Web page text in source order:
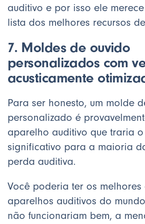
auditivo e por isso ele
lista dos melhores recursos
7. Moldes de ouvido
personalizados com
acusticamente
Para ser honesto, um molde
personalizado é
aparelho auditivo que traria
significativo para a maioria
perda auditiva.
Você poderia ter os melhores
aparelhos auditivos do
não funcionariam bem, a